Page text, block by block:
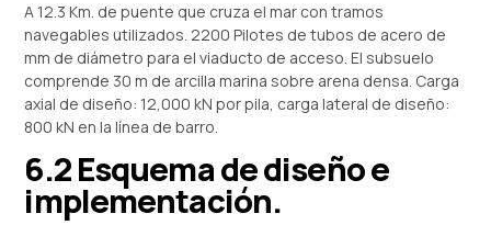
A 12.3 Km. de puente que cruza el mar con tramos
navegables utilizados. 2200 Pilotes de tubos de acero de
mm de diámetro para el viaducto de acceso. El subsuelo
comprende 30 m de arcilla marina sobre arena densa. Carga
axial de diseño: 12,000 kN por pila, carga lateral de diseño:
800 kN en la línea de barro.
6.2 Esquema de diseño e
implementación.